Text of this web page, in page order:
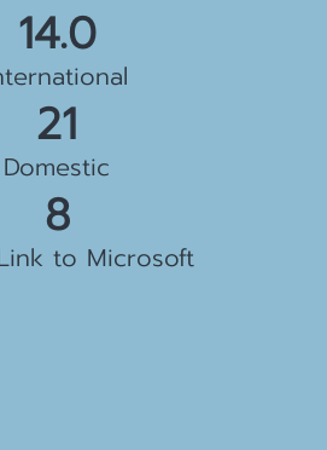
Gbps
23 Gbps
Domestic
10 Gbps
to Microsoft